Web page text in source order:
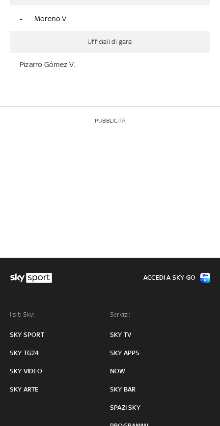
- Moreno V.
Ufficiali di gara
Pizarro Gómez V.
PUBBLICITÀ
I siti Sky:
SKY SPORT
SKY TG24
SKY VIDEO
SKY ARTE
Servizi:
SKY TV
SKY APPS
NOW
SKY BAR
SPAZI SKY
ACCEDI A SKY GO